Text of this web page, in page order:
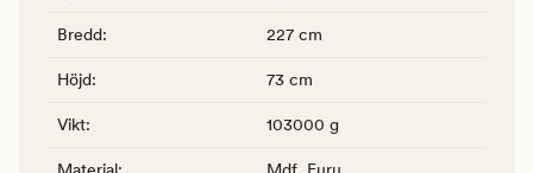
Bredd: 227 cm
Höjd: 73 cm
Vikt: 103000 g
Material: Mdf, Furu